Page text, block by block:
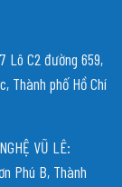
Lô C2 đường 659,
Thành phố Hồ Chí
VŨ LÊ:
Phú B, Thành